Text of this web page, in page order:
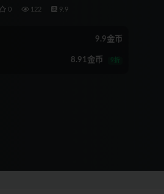
0 122 9.9
9.9金币
8.91金币 9折